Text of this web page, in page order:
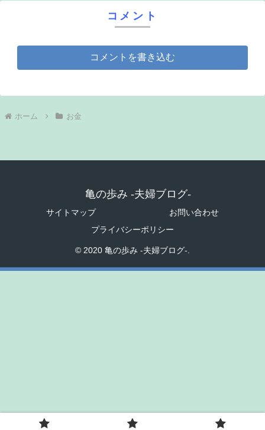
コメント
コメントを書き込む
ホーム お金
亀の歩み -夫婦ブログ-
サイトマップ
お問い合わせ
プライバシーポリシー
© 2020 亀の歩み -夫婦ブログ-.